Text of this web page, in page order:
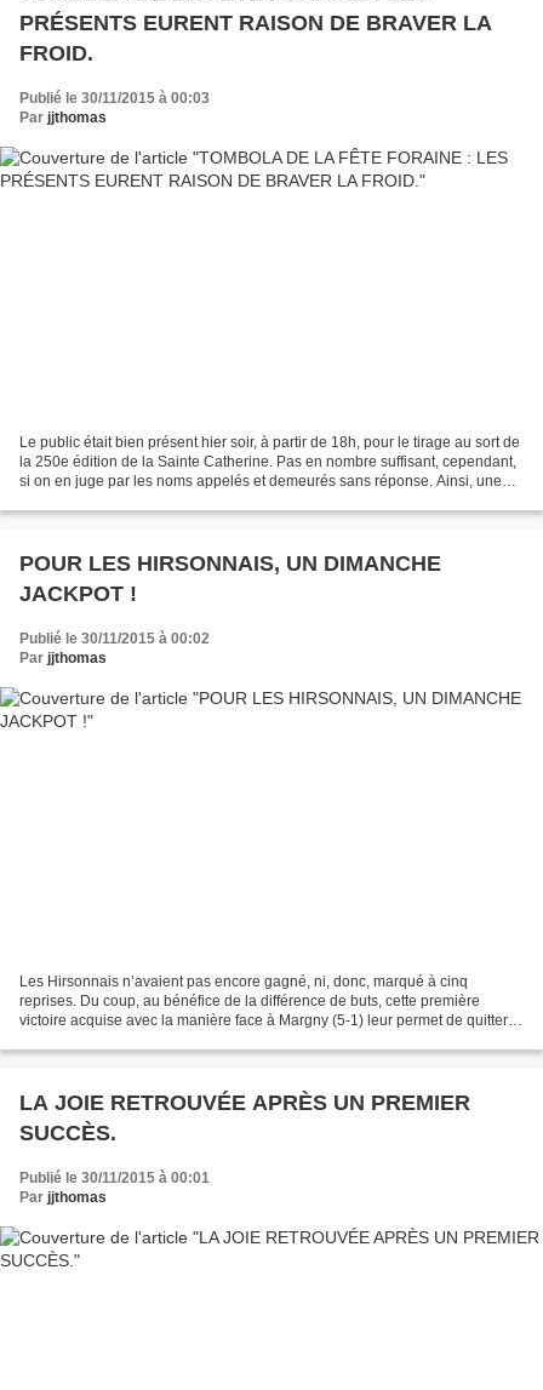
PRÉSENTS EURENT RAISON DE BRAVER LA
FROID.
Publié le 30/11/2015 à 00:03
Par jjthomas
Le public était bien présent hier soir, à partir de 18h, pour le tirage au sort de
la 250e édition de la Sainte Catherine. Pas en nombre suffisant, cependant,
si on en juge par les noms appelés et demeurés sans réponse. Ainsi, une
POUR LES HIRSONNAIS, UN DIMANCHE
JACKPOT !
Publié le 30/11/2015 à 00:02
Par jjthomas
Les Hirsonnais n’avaient pas encore gagné, ni, donc, marqué à cinq
reprises. Du coup, au bénéfice de la différence de buts, cette première
victoire acquise avec la manière face à Margny (5-1) leur permet de quitter la
LA JOIE RETROUVÉE APRÈS UN PREMIER
SUCCÈS.
Publié le 30/11/2015 à 00:01
Par jjthomas